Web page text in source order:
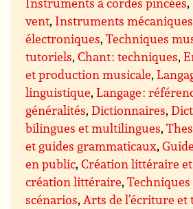
vent, Instruments mécaniques
électroniques,Techniques
tutoriels,Chant : techniques,
et production musicale,
linguistique,Langage :
généralités,Dictionnaires,
bilingues et multilingues,
et guides grammaticaux,
en public,Création littéraire et
création littéraire,Techniques
scénarios,Arts de l’écriture et